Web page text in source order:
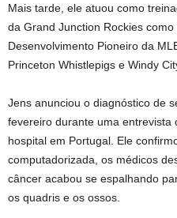
Mais tarde, ele atuou como
da Grand Junction Rockies
Desenvolvimento Pioneiro da
Princeton Whistlepigs e Windy
Jens anunciou o diagnóstico de
fevereiro durante uma entrevista
hospital em Portugal. Ele
computadorizada, os médicos
câncer acabou se espalhando
os quadris e os ossos.